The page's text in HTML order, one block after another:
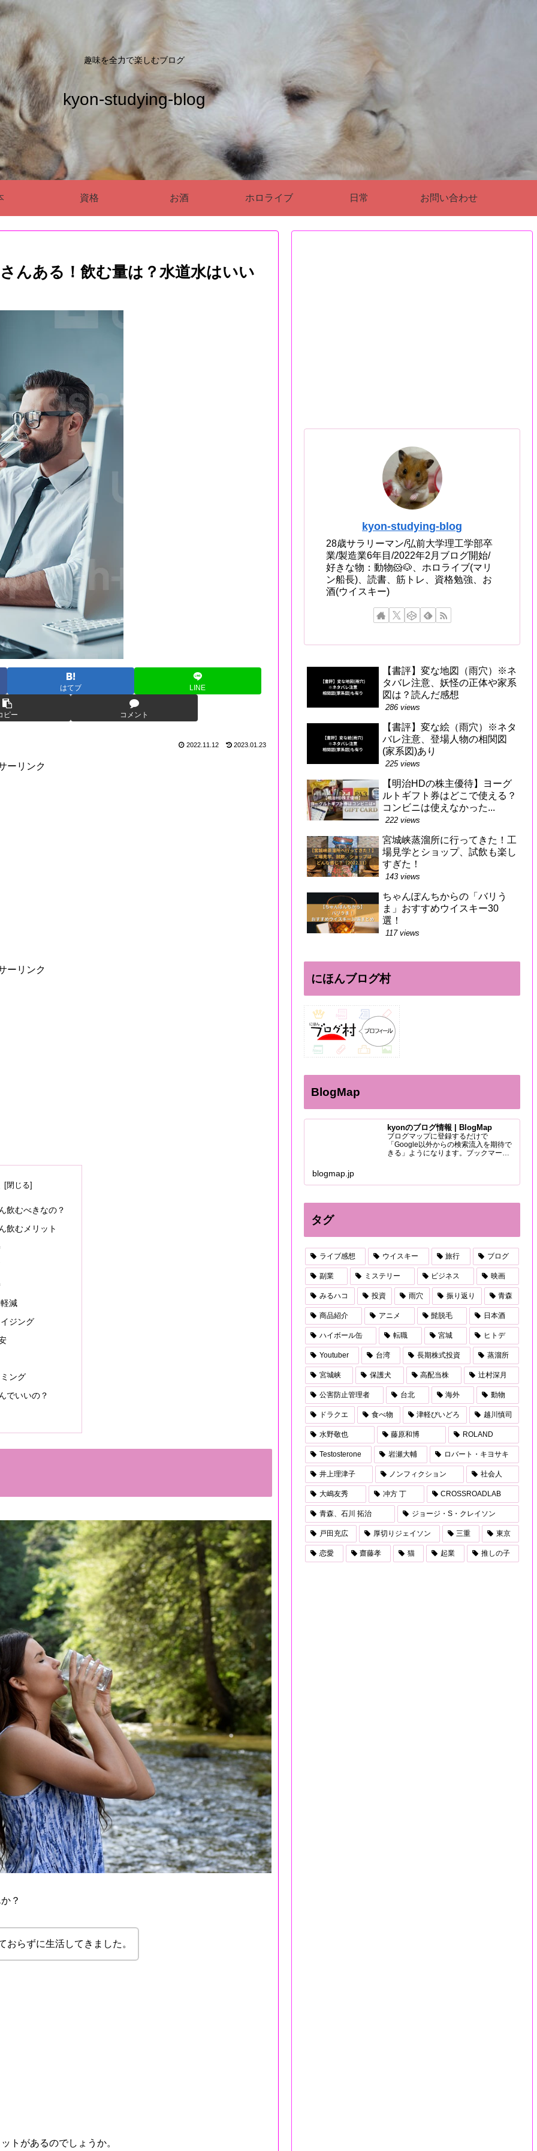
趣味を全力で楽しむブログ
kyon-studying-blog
資格 お酒 ホロライブ 日常 お問い合わせ
んある！飲む量は？水道水はいい
はてブ LINE
ピー コメント
2022.11.12 2023.01.23
ーリンク
ーリンク
飲むべきなの？
飲むメリット
減
ジング
ング
でいいの？
？
らずに生活してきました。
トがあるのでしょうか。
kyon-studying-blog
28歳サラリーマン/弘前大学理工学部卒
業/製造業6年目/2022年2月ブログ開始/
好きな物：動物🐹🐶、ホロライブ(マリ
ン船長)、読書、筋トレ、資格勉強、お
酒(ウイスキー)
【書評】変な地図（雨穴）※ネ
タバレ注意、妖怪の正体や家系
図は？読んだ感想
286 views
【書評】変な絵（雨穴）※ネタ
バレ注意、登場人物の相関図
(家系図)あり
225 views
【明治HDの株主優待】ヨーグ
ルトギフト券はどこで使える？
コンビニは使えなかった...
222 views
宮城峡蒸溜所に行ってきた！工
場見学とショップ、試飲も楽し
すぎた！
143 views
ちゃんぽんちからの「バリう
ま」おすすめウイスキー30
選！
117 views
にほんブログ村
BlogMap
kyonのブログ情報 | BlogMap
ブログマップに登録するだけで
「Google以外からの検索流入を期待で
きる」ようになります。ブックマーク
blogmap.jp
タグ
ライブ感想 ウイスキー 旅行 ブログ
副業 ミステリー ビジネス 映画
みるハコ 投資 雨穴 振り返り 青森
商品紹介 アニメ 髭脱毛 日本酒
ハイボール缶 転職 宮城 ヒトデ
Youtuber 台湾 長期株式投資 蒸溜所
宮城峡 保護犬 高配当株 辻村深月
公害防止管理者 台北 海外 動物
ドラクエ 食べ物 津軽びいどろ 越川慎司
水野敬也 藤原和博 ROLAND
Testosterone 岩瀬大輔 ロバート・キヨサキ
井上理津子 ノンフィクション 社会人
大嶋友秀 冲方 丁 CROSSROADLAB
青森、石川 拓治 ジョージ・S・クレイソン
戸田充広 厚切りジェイソン 三重 東京
恋愛 齋藤孝 猫 起業 推しの子